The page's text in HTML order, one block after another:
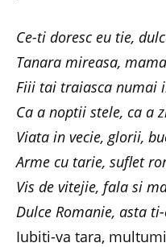
Ce-ti doresc eu tie,
Tanara mireasa,
Fiii tai traiasca numai
Ca a noptii stele, ca a
Viata in vecie, glorii,
Arme cu tarie, suflet
Vis de vitejie, fala si
Dulce Romanie, asta
Iubiti-va tara,